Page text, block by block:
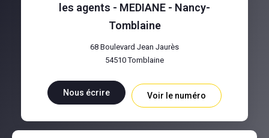
les agents - MEDIANE - Nancy-
Tomblaine
68 Boulevard Jean Jaurès
54510Tomblaine
Nous écrire Voir le numéro